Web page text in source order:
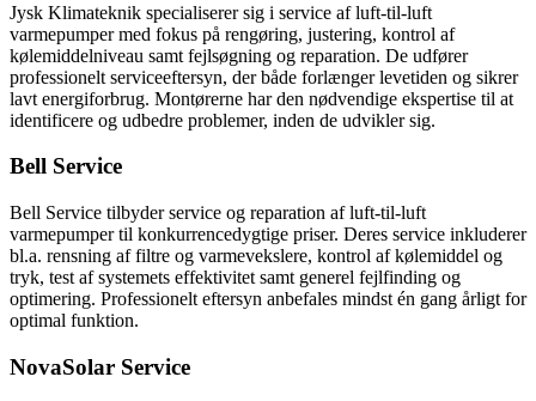
Jysk Klimateknik specialiserer sig i service af luft-til-luft
varmepumper med fokus på rengøring, justering, kontrol af
kølemiddelniveau samt fejlsøgning og reparation. De udfører
professionelt serviceeftersyn, der både forlænger levetiden og sikrer
lavt energiforbrug. Montørerne har den nødvendige ekspertise til at
identificere og udbedre problemer, inden de udvikler sig.
Bell Service
Bell Service tilbyder service og reparation af luft-til-luft
varmepumper til konkurrencedygtige priser. Deres service inkluderer
bl.a. rensning af filtre og varmevekslere, kontrol af kølemiddel og
tryk, test af systemets effektivitet samt generel fejlfinding og
optimering. Professionelt eftersyn anbefales mindst én gang årligt for
optimal funktion.
NovaSolar Service